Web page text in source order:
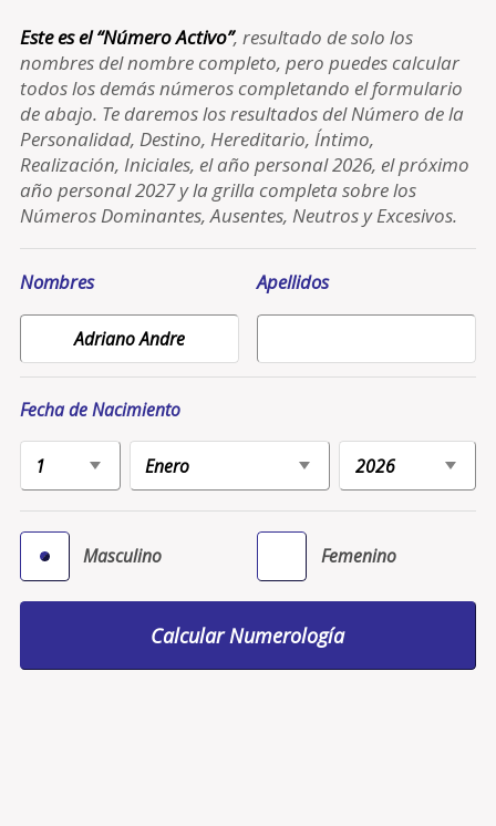
Este es el “Número Activo”, resultado de solo los
nombres del nombre completo, pero puedes calcular
todos los demás números completando el formulario
de abajo. Te daremos los resultados del Número de la
Personalidad, Destino, Hereditario, Íntimo,
Realización, Iniciales, el año personal 2026, el próximo
año personal 2027 y la grilla completa sobre los
Números Dominantes, Ausentes, Neutros y Excesivos.
Nombres Apellidos
Fecha de Nacimiento
Masculino Femenino